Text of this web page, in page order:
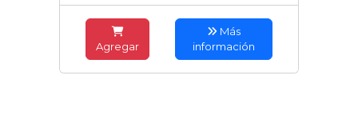
Agregar
Más
información